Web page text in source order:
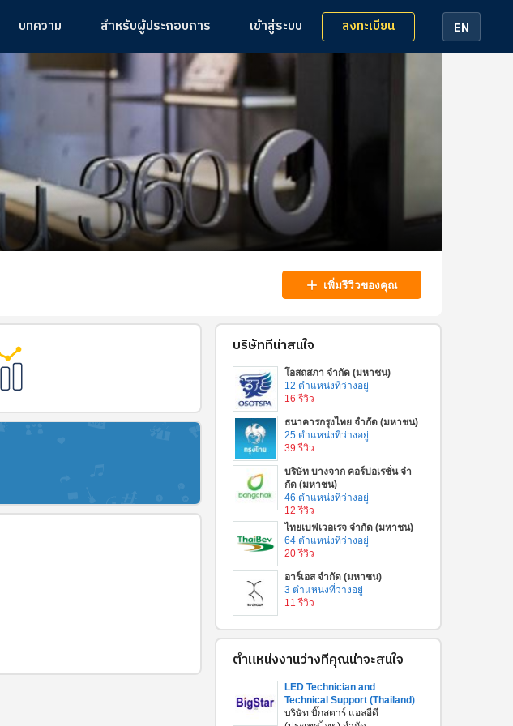
บทความ สำหรับผู้ประกอบการ เข้าสู่ระบบ ลงทะเบียน EN
add เพิ่มรีวิวของคุณ
บริษัทที่น่าสนใจ
โอสถสภา จำกัด (มหาชน)
12 ตำแหน่งที่ว่างอยู่
16 รีวิว
ธนาคารกรุงไทย จำกัด (มหาชน)
25 ตำแหน่งที่ว่างอยู่
39 รีวิว
บริษัท บางจาก คอร์ปอเรชั่น จํา
กัด (มหาชน)
46 ตำแหน่งที่ว่างอยู่
12 รีวิว
ไทยเบฟเวอเรจ จำกัด (มหาชน)
64 ตำแหน่งที่ว่างอยู่
20 รีวิว
อาร์เอส จำกัด (มหาชน)
3 ตำแหน่งที่ว่างอยู่
11 รีวิว
ตำแหน่งงานว่างที่คุณน่าจะสนใจ
LED Technician and
Technical Support (Thailand)
บริษัท บิ๊กสตาร์ แอลอีดี